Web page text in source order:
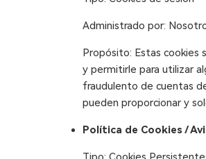
Administrado por:
Propósito: Estas cookies
y permitirle para utilizar
fraudulento de cuentas
pueden proporcionar y
Política de Cookies /